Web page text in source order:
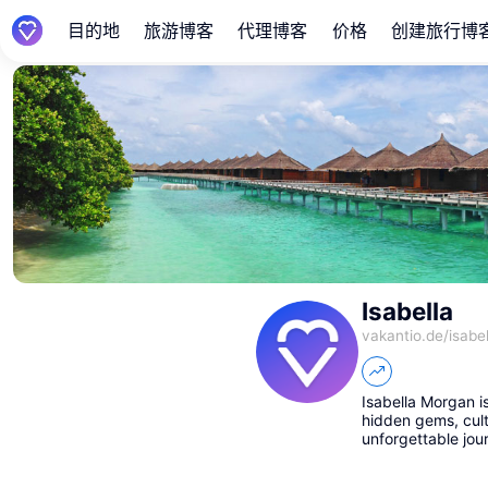
目的地 旅游博客 代理博客 价格 创建旅行博
Isabella
vakantio.de/
Isabella Morgan
hidden gems,
unforgettable